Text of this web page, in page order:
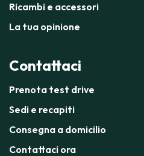
Ricambi e accessori
La tua opinione
Contattaci
Prenota test drive
Sedi e recapiti
Consegna a domicilio
Contattaci ora